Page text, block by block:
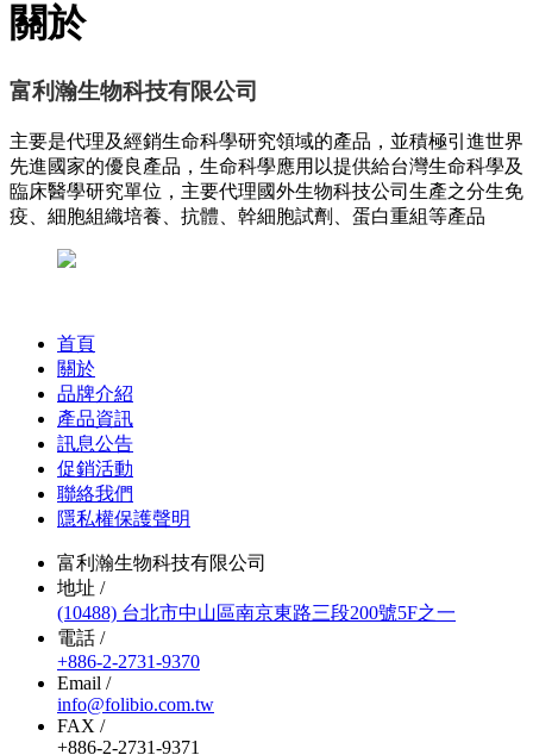
關於
富利瀚生物科技有限公司
主要是代理及經銷生命科學研究領域的產品，並積極引進世界
先進國家的優良產品，生命科學應用以提供給台灣生命科學及
臨床醫學研究單位，主要代理國外生物科技公司生產之分生免
疫、細胞組織培養、抗體、幹細胞試劑、蛋白重組等產品
首頁
關於
品牌介紹
產品資訊
訊息公告
促銷活動
聯絡我們
隱私權保護聲明
富利瀚生物科技有限公司
地址 /
(10488) 台北市中山區南京東路三段200號5F之一
電話 /
+886-2-2731-9370
Email /
info@folibio.com.tw
FAX /
+886-2-2731-9371